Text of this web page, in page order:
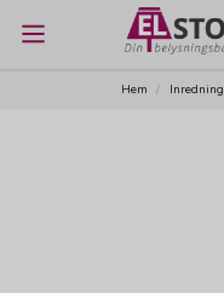
Hem Inredning